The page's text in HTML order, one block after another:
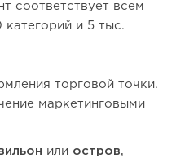
соответствует всем
и 5 тыс.
торговой точки.
маркетинговыми
или остров,